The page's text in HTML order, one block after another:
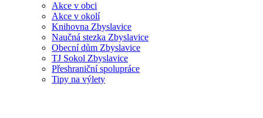
Akce v obci
Akce v okolí
Knihovna Zbyslavice
Naučná stezka Zbyslavice
Obecní dům Zbyslavice
TJ Sokol Zbyslavice
Přeshraniční spolupráce
Tipy na výlety